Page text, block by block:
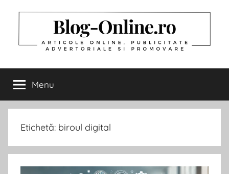
content
Articole
Online
din
orice
va
ofera
diverse
articole
toate
Menu
Etichetă: biroul digital